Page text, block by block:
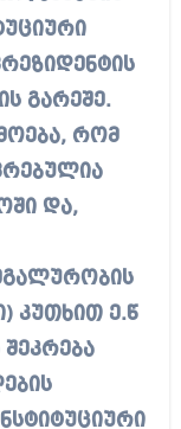
გარეშე.
რომ
და,
კუთხით ე.წ